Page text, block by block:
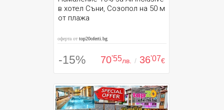
в хотел Съни, Созопол на 50 м
от плажа
оферта отtop20oferti.bg
-15% 70'55лв. / 36'07€